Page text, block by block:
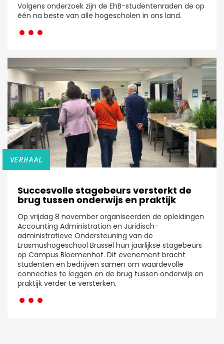
Volgens onderzoek zijn de EhB-studentenraden de op
één na beste van alle hogescholen in ons land.
···
VERHAAL
Succesvolle stagebeurs versterkt de
brug tussen onderwijs en praktijk
Op vrijdag 8 november organiseerden de opleidingen
Accounting Administration en Juridisch-
administratieve Ondersteuning van de
Erasmushogeschool Brussel hun jaarlijkse stagebeurs
op Campus Bloemenhof. Dit evenement bracht
studenten en bedrijven samen om waardevolle
connecties te leggen en de brug tussen onderwijs en
praktijk verder te versterken.
···